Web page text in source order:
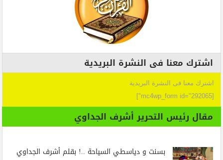
اشترك معنا فى النشرة البريدية
اشترك معنا فى النشرة البريدية
[mc4wp_form id="292065"]
مقال رئيس التحرير أشرف الجداوي
بسنت و دياسطي السياحة ..! بقلم أشرف الجداوي